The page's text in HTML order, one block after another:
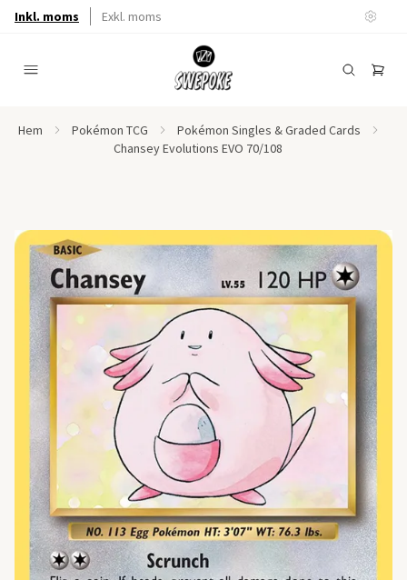
Inkl. moms Exkl. moms
Hem Pokémon TCG
Pokémon Singles & Graded Cards
Chansey Evolutions EVO 70/108